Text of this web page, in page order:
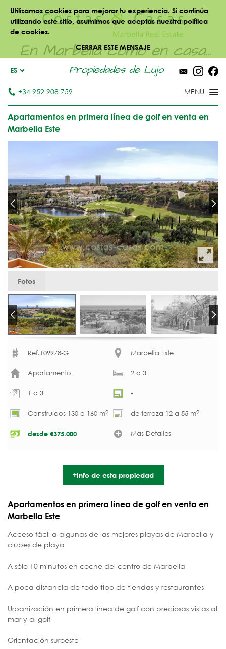
Utilizamos cookies para mejorar tu experiencia. Si continúa
utilizando este sitio, asumimos que aceptas nuestra política
de cookies.
CERRAR ESTE MENSAJE
En Marbella como en casa...
Propiedades de Lujo
ES
+34 952 908 759
Apartamentos en primera línea de golf en venta en
Marbella Este
Fotos
Ref.109978-G Marbella Este
Apartamento 2 a 3
1 a 3 -
Construidos 130 a 160 m2 de terraza 12 a 55 m2
desde €375.000 Más Detalles
+Info de esta propiedad
Apartamentos en primera línea de golf en venta en
Marbella Este
Acceso fácil a algunas de las mejores playas de Marbella y
clubes de playa
A sólo 10 minutos en coche del centro de Marbella
A poca distancia de todo tipo de tiendas y restaurantes
Urbanización en primera línea de golf con preciosas vistas al
mar y al golf
Orientación suroeste